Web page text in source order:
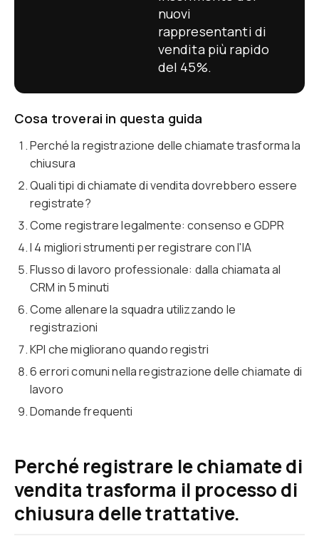
nuovi
rappresentanti di
vendita più rapido
del 45%.
Cosa troverai in questa guida
Perché la registrazione delle chiamate trasforma la
chiusura
Quali tipi di chiamate di vendita dovrebbero essere
registrate?
Come registrare legalmente: consenso e GDPR
I 4 migliori strumenti per registrare con l'IA
Flusso di lavoro professionale: dalla chiamata al
CRM in 5 minuti
Come allenare la squadra utilizzando le
registrazioni
KPI che migliorano quando registri
6 errori comuni nella registrazione delle chiamate di
lavoro
Domande frequenti
Perché registrare le chiamate di
vendita trasforma il processo di
chiusura delle trattative.